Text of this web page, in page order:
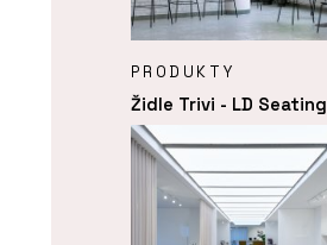
PRODUKTY
Židle Trivi - LD Seating